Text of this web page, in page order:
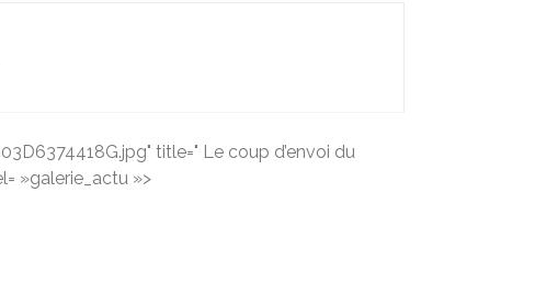
title=" Le coup d’envoi du
»galerie_actu »>